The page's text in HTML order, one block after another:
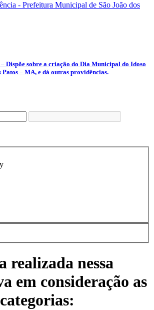
Dispõe sobre a criação do Dia Municipal do Idoso
Patos – MA, e dá outras providências.
realizada nessa
em consideração as